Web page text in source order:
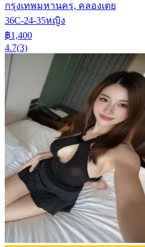
กรุงเทพมหานคร, คลองเตย
36C-24-35หญิง
฿1,400
4.7(3)